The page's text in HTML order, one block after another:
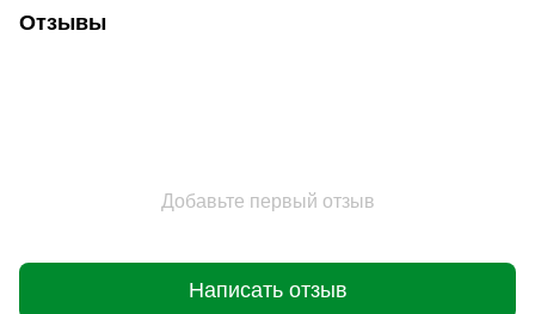
Отзывы
Добавьте первый отзыв
Написать отзыв